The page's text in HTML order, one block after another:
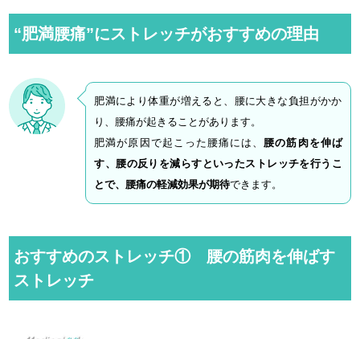
“肥満腰痛”にストレッチがおすすめの理由
肥満により体重が増えると、腰に大きな負担がかか
り、腰痛が起きることがあります。
肥満が原因で起こった腰痛には、
腰の筋肉を伸ば
す、腰の反りを減らすといったストレッチを行うこ
とで、腰痛の軽減効果が期待できます。
おすすめのストレッチ① 腰の筋肉を伸ばす
ストレッチ